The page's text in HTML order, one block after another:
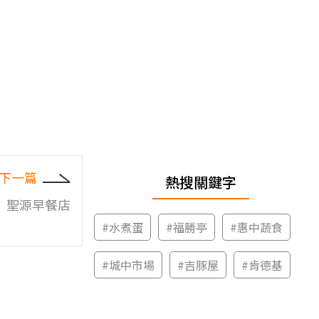
一篇
聖源早餐店
熱搜關鍵字
#水煮蛋 #福勝亭 #惠中蔬食
#城中市場 #吉豚屋 #肯德基